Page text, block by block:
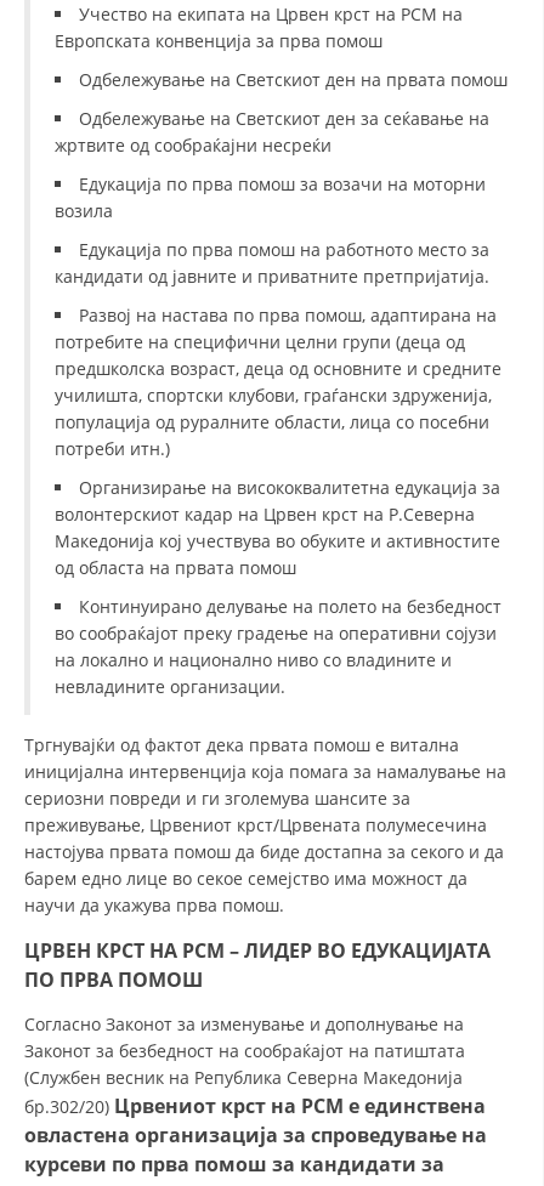
ТИМОВИ НА ООЦК
ОДНОСИ СО ЈАВНОСТ
МЕЃУНАРОДНА СОРАБОТКА
ЗНАЧЕЊЕ НА СЛУЖБАТА ЗА БАРАЊЕ
ФОРМУЛАРИ ЗА БАРАЊА
ЗДРАВСТВЕНО ПРЕВЕНТИВНА ДЕЈНОСТ
КРВОДАРИТЕЛСТВО
ИНФОРМАЦИИ ЗА БОЛЕСТИ
МЕНАЏМЕНТ НА ВОЛОНТЕРИ
ДЕЈСТВУВАЊЕ
ПРИРАЧНИЦИ
СТРАТЕГИИ
БРОШУРИ
ПРЕЗЕНТАЦИИ
Учество на екипата на Црвен крст на РСМ на
Европската конвенција за прва помош
Одбележување на Светскиот ден на првата помош
Одбележување на Светскиот ден за сеќавање на
жртвите од сообраќајни несреќи
Едукација по прва помош за возачи на моторни
возила
Едукација по прва помош на работното место за
кандидати од јавните и приватните претпријатија.
Развој на настава по прва помош, адаптирана на
потребите на специфични целни групи (деца од
предшколска возраст, деца од основните и средните
училишта, спортски клубови, граѓански здруженија,
популација од руралните области, лица со посебни
потреби итн.)
Организирање на висококвалитетна едукација за
волонтерскиот кадар на Црвен крст на Р.Северна
Македонија кој учествува во обуките и активностите
од областа на првата помош
Континуирано делување на полето на безбедност
во сообраќајот преку градење на оперативни сојузи
на локално и национално ниво со владините и
невладините организации.
Тргнувајќи од фактот дека првата помош е витална
иницијална интервенција која помага за намалување на
сериозни повреди и ги зголемува шансите за
преживување, Црвениот крст/Црвената полумесечина
настојува првата помош да биде достапна за секого и да
барем едно лице во секое семејство има можност да
научи да укажува прва помош.
ЦРВЕН КРСТ НА РСМ – ЛИДЕР ВО ЕДУКАЦИЈАТА
ПО ПРВА ПОМОШ
Согласно Законот за изменување и дополнување на
Законот за безбедност на сообраќајот на патиштата
(Службен весник на Република Северна Македонија
бр.302/20) Црвениот крст на РСМ е единствена
овластена организација за спроведување на
курсеви по прва помош за кандидати за